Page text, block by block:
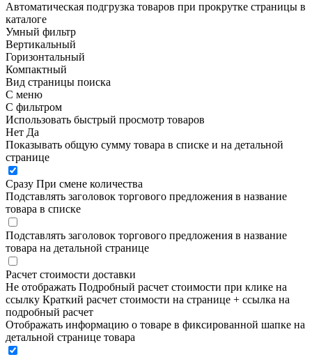
Автоматическая подгрузка товаров при прокрутке страницы в
каталоге
Умный фильтр
Вертикальный
Горизонтальный
Компактный
Вид страницы поиска
С меню
С фильтром
Использовать быстрый просмотр товаров
Нет Да
Показывать общую сумму товара в списке и на детальной
странице
Сразу При смене количества
Подставлять заголовок торгового предложения в название
товара в списке
Подставлять заголовок торгового предложения в название
товара на детальной странице
Расчет стоимости доставки
Не отображать Подробный расчет стоимости при клике на
ссылку Краткий расчет стоимости на странице + ссылка на
подробный расчет
Отображать информацию о товаре в фиксированной шапке на
детальной странице товара